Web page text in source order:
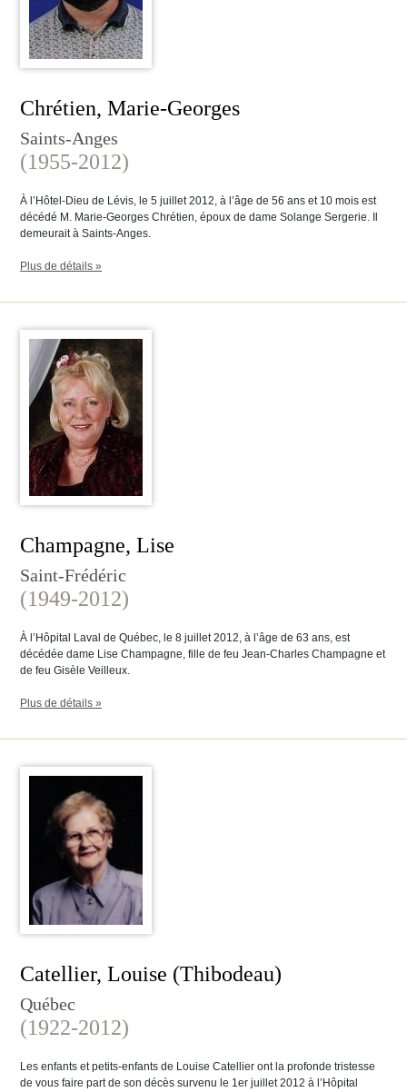
Chrétien, Marie-Georges
Saints-Anges
(1955-2012)
À l’Hôtel-Dieu de Lévis, le 5 juillet 2012, à l’âge de 56 ans et 10 mois est
décédé M. Marie-Georges Chrétien, époux de dame Solange Sergerie. Il
demeurait à Saints-Anges.
Plus de détails »
Champagne, Lise
Saint-Frédéric
(1949-2012)
À l’Hôpital Laval de Québec, le 8 juillet 2012, à l’âge de 63 ans, est
décédée dame Lise Champagne, fille de feu Jean-Charles Champagne et
de feu Gisèle Veilleux.
Plus de détails »
Catellier, Louise (Thibodeau)
Québec
(1922-2012)
Les enfants et petits-enfants de Louise Catellier ont la profonde tristesse
de vous faire part de son décès survenu le 1er juillet 2012 à l’Hôpital